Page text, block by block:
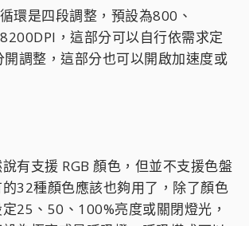
環是四段調整，預設為800、
，這部分可以自行依需求定
開調整，這部分也可以開啟加速度或
有支援 RGB 顏色，但並不支援色盤
32種顏色應該也夠用了，除了顏色
25、50、100%亮度或關閉燈光，